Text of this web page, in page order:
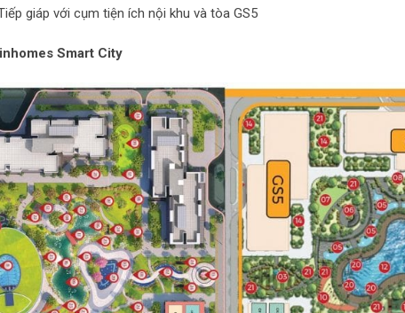
giáp với cụm tiện ích nội khu và tòa GS5
Smart City